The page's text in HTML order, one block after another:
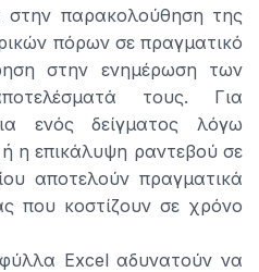
στην παρακολούθηση της
πόρων σε πραγματικό
στην ενημέρωση των
τους. Για
ενός δείγματος λόγω
η επικάλυψη ραντεβού σε
αποτελούν πραγματικά
που κοστίζουν σε χρόνο
Excel αδυνατούν να